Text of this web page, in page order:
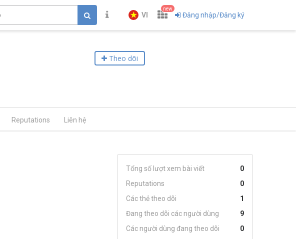
VI
new
Đăng nhập/Đăng ký
Theo dõi
Reputations Liên hệ
Tổng số lượt xem bài viết
0
Reputations
0
Các thẻ theo dõi
1
Đang theo dõi các người dùng
9
Các người dùng đang theo dõi
0